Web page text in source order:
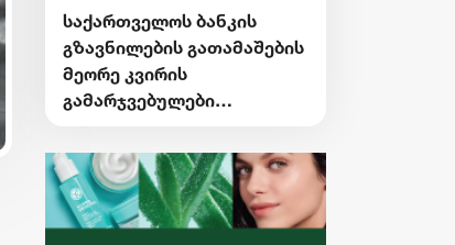
საქართველოს ბანკის
გზავნილების გათამაშების
მეორე კვირის
გამარჯვებულები